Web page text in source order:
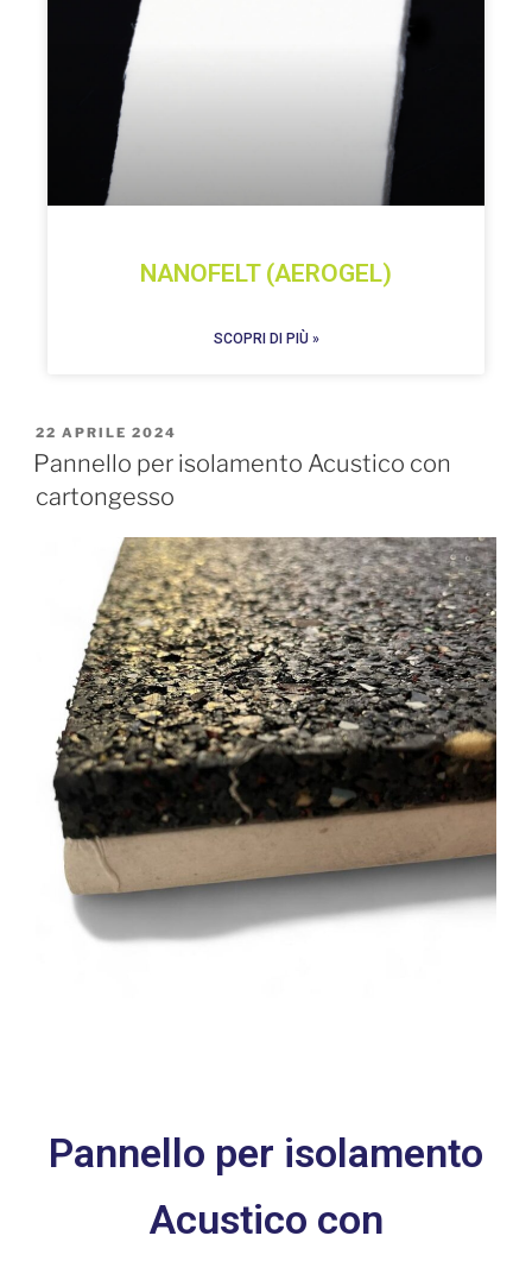
NANOFELT (AEROGEL)
SCOPRI DI PIÙ »
22 APRILE 2024
Pannello per isolamento Acustico con
cartongesso
Pannello per isolamento
Acustico con